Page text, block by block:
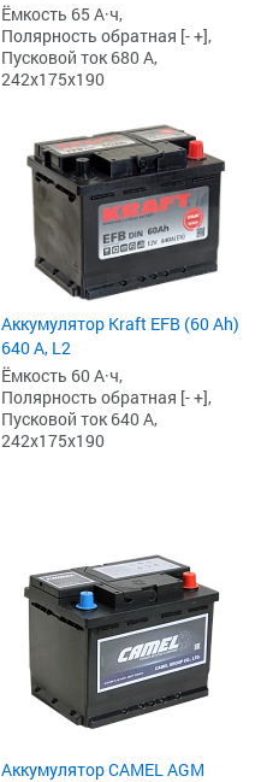
Ёмкость 65 А·ч,
Полярность обратная [- +],
Пусковой ток 680 А,
242x175x190
Аккумулятор Kraft EFB (60 Ah)
640 А, L2
Ёмкость 60 А·ч,
Полярность обратная [- +],
Пусковой ток 640 А,
242x175x190
Аккумулятор CAMEL AGM